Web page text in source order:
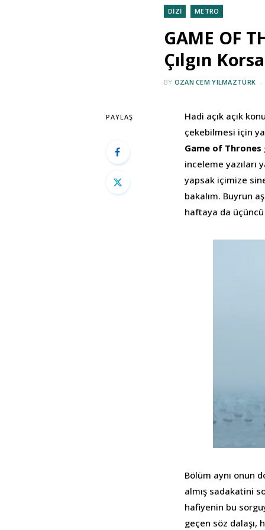
DİZİ METRO
GAME OF
Çılgın
BY OZAN CEM YILMAZTÜRK
PAYLAŞ
Hadi açık açık
çekebilmesi için
Game of Thrones
inceleme yazıları
yapsak içimize
bakalım. Buyrun
haftaya da
Bölüm aynı onun
almış sadakatini
hafiyenin bu
geçen söz dalaşı,